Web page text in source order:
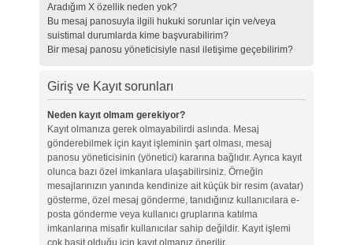
Aradığım X özellik neden yok?
Bu mesaj panosuyla ilgili hukuki sorunlar için ve/veya
suistimal durumlarda kime başvurabilirim?
Bir mesaj panosu yöneticisiyle nasıl iletişime geçebilirim?
Giriş ve Kayıt sorunları
Neden kayıt olmam gerekiyor?
Kayıt olmanıza gerek olmayabilirdi aslında. Mesaj
gönderebilmek için kayıt işleminin şart olması, mesaj
panosu yöneticisinin (yönetici) kararına bağlıdır. Ayrıca kayıt
olunca bazı özel imkanlara ulaşabilirsiniz. Örneğin
mesajlarınızın yanında kendinize ait küçük bir resim (avatar)
gösterme, özel mesaj gönderme, tanıdığınız kullanıcılara e-
posta gönderme veya kullanıcı gruplarına katılma
imkanlarına misafir kullanıcılar sahip değildir. Kayıt işlemi
çok basit olduğu için kayıt olmanız önerilir.